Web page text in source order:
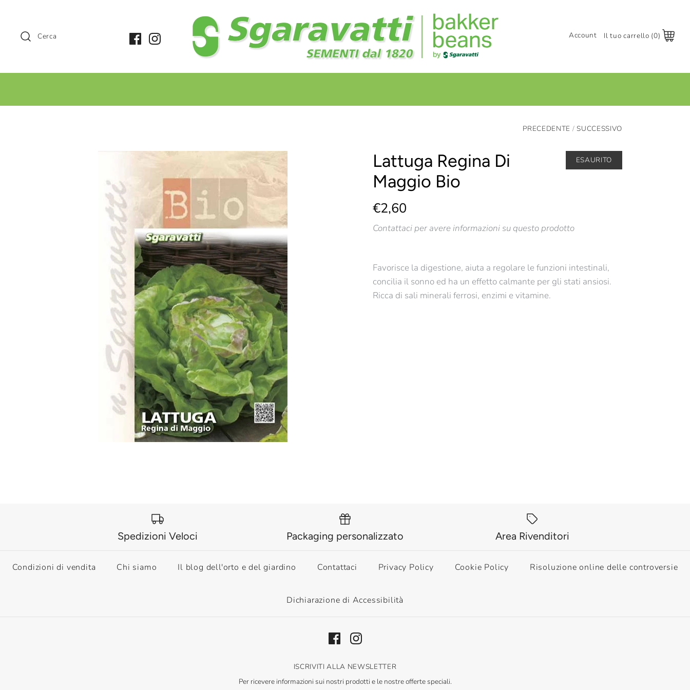
Cerca Account
Registrati
Il tuo carrello (0)
PRECEDENTE /SUCCESSIVO
ESAURITO
Lattuga Regina Di
Maggio Bio
€2,60
Contattaci per avere informazioni su questo prodotto
Favorisce la digestione, aiuta a regolare le funzioni intestinali,
concilia il sonno ed ha un effetto calmante per gli stati ansiosi.
Ricca di sali minerali ferrosi, enzimi e vitamine.
Spedizioni Veloci Packaging personalizzato Area Rivenditori
Condizioni di vendita Chi siamo Il blog dell'orto e del giardino Contattaci Privacy Policy Cookie Policy Risoluzione online delle controversie
Dichiarazione di Accessibilità
ISCRIVITI ALLA NEWSLETTER
Per ricevere informazioni sui nostri prodotti e le nostre offerte speciali.